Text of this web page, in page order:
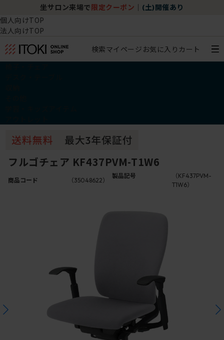
坐サロン来場で 限定クーポン (土)開催あり
個人向けTOP
法人向けTOP
検索マイページ お気に入り カート
フルゴチェア KF437PVM-T1W6
商品コード （35048622）
製品記号
（KF437PVM-
T1W6）